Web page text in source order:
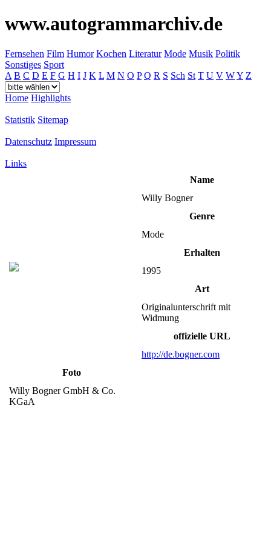
www.autogrammarchiv.de
Fernsehen Film Humor Kochen Literatur Mode Musik Politik
Sonstiges Sport
A B C D E F G H I J K L M N O P Q R S Sch St T U V WY Z
Home Highlights
Statistik Sitemap
Datenschutz Impressum
Links
Name
Willy Bogner
Genre
Mode
Erhalten
1995
Art
Originalunterschrift mit
Widmung
offizielle URL
http://de.bogner.com
Foto
Willy Bogner GmbH & Co.
KGaA